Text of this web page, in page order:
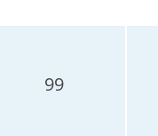
99